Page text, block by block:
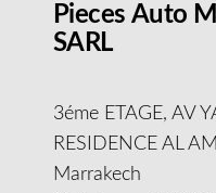
Pieces Auto
SARL
3éme ETAGE, AV
RESIDENCE AL
Marrakech